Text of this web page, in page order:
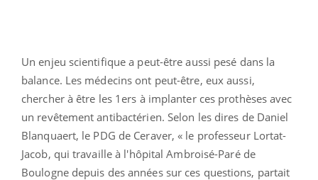
Un enjeu scientifique a peut-être aussi pesé dans la
balance. Les médecins ont peut-être, eux aussi,
chercher à être les 1ers à implanter ces prothèses avec
un revêtement antibactérien. Selon les dires de Daniel
Blanquaert, le PDG de Ceraver, « le professeur Lortat-
Jacob, qui travaille à l'hôpital Ambroisé-Paré de
Boulogne depuis des années sur ces questions, partait